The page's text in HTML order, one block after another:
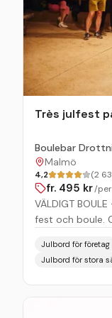
förbokade
med fri
platserna går
klassiskt julbord
Très julfest
Boulebar
Malmö
4,2 (2
fr. 495 kr/
VÄLDIGT
fest och boule.
mycket jul á la
upp, vi tar
tar er med på
trix. Nån ska
Julbord för företag
Julbord för stora